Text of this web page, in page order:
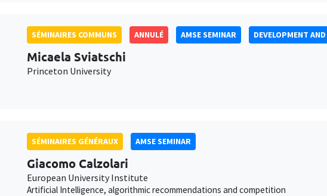
SÉMINAIRES COMMUNS ANNULÉ AMSE SEMINAR DEVELOPMENT
Micaela Sviatschi
Princeton University
SÉMINAIRES GÉNÉRAUX AMSE SEMINAR
Giacomo Calzolari
European University Institute
Artificial Intelligence, algorithmic recommendations and competition